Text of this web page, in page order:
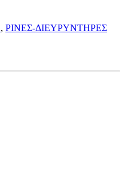
, ΡΙΝΕΣ-ΔΙΕΥΡΥΝΤΗΡΕΣ